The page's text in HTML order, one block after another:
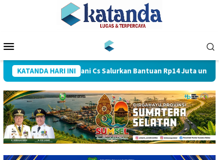
Mobile
KATANDA HARI INI
Arwani Alwani Cs Salurkan Bantuan Rp14 Juta untuk